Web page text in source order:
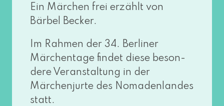
Ein Märchen frei erzählt von
Bärbel Becker.
Im Rahmen der 34. Berliner
Märchentage fin­det die­se beson­
de­re Veranstaltung in der
Märchenjurte des Nomadenlandes
statt.